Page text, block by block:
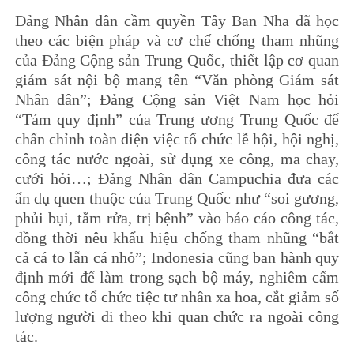
Đảng Nhân dân cầm quyền Tây Ban Nha đã học
theo các biện pháp và cơ chế chống tham nhũng
của Đảng Cộng sản Trung Quốc, thiết lập cơ quan
giám sát nội bộ mang tên “Văn phòng Giám sát
Nhân dân”; Đảng Cộng sản Việt Nam học hỏi
“Tám quy định” của Trung ương Trung Quốc để
chấn chỉnh toàn diện việc tổ chức lễ hội, hội nghị,
công tác nước ngoài, sử dụng xe công, ma chay,
cưới hỏi…; Đảng Nhân dân Campuchia đưa các
ẩn dụ quen thuộc của Trung Quốc như “soi gương,
phủi bụi, tắm rửa, trị bệnh” vào báo cáo công tác,
đồng thời nêu khẩu hiệu chống tham nhũng “bắt
cả cá to lẫn cá nhỏ”; Indonesia cũng ban hành quy
định mới để làm trong sạch bộ máy, nghiêm cấm
công chức tổ chức tiệc tư nhân xa hoa, cắt giảm số
lượng người đi theo khi quan chức ra ngoài công
tác.